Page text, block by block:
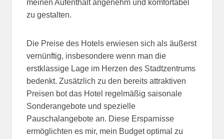
meinen Aufenthalt angenehm und komfortabel
zu gestalten.
Die Preise des Hotels erwiesen sich als äußerst
vernünftig, insbesondere wenn man die
erstklassige Lage im Herzen des Stadtzentrums
bedenkt. Zusätzlich zu den bereits attraktiven
Preisen bot das Hotel regelmäßig saisonale
Sonderangebote und spezielle
Pauschalangebote an. Diese Ersparnisse
ermöglichten es mir, mein Budget optimal zu